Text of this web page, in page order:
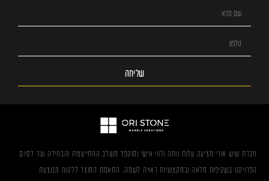
שליחה
חברת שיש אורי מציעה עלות נוחה ולווי אישי ומוקפד משלב ההתייעצות והבחירה ועד לסיום
הפרויקט בשקיפות מלאה ובמקצועיות ראויה לשמה. התאמת המוצר ללקוח מבוצעת